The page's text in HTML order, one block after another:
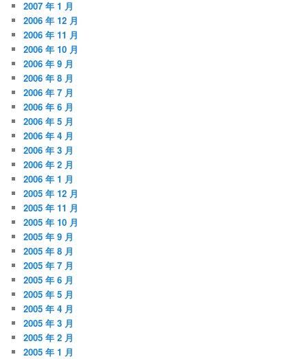
2007 年 1 月
2006 年 12 月
2006 年 11 月
2006 年 10 月
2006 年 9 月
2006 年 8 月
2006 年 7 月
2006 年 6 月
2006 年 5 月
2006 年 4 月
2006 年 3 月
2006 年 2 月
2006 年 1 月
2005 年 12 月
2005 年 11 月
2005 年 10 月
2005 年 9 月
2005 年 8 月
2005 年 7 月
2005 年 6 月
2005 年 5 月
2005 年 4 月
2005 年 3 月
2005 年 2 月
2005 年 1 月